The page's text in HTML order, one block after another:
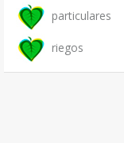
particulares
riegos